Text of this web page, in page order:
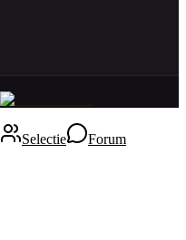
Selectie Forum